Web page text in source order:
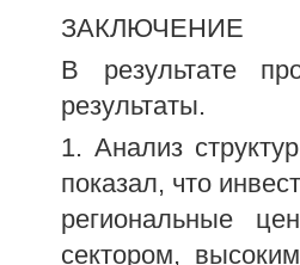
ЗАКЛЮЧЕНИЕ
В результате
результаты.
1. Анализ
показал, что
региональные
сектором,